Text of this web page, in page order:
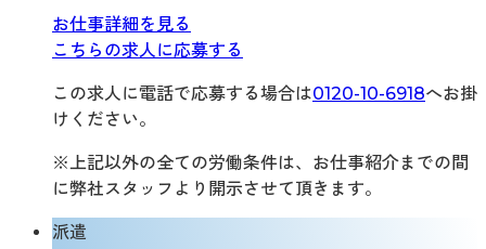
お仕事詳細を見る
こちらの求人に応募する
この求人に電話で応募する場合は0120-10-6918へお掛
けください。
※上記以外の全ての労働条件は、お仕事紹介までの間
に弊社スタッフより開示させて頂きます。
派遣